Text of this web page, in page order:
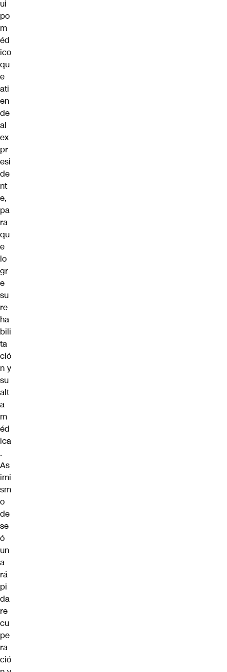
ui
po
m
éd
ico
qu
e
ati
en
de
al
ex
pr
esi
de
nt
e,
pa
ra
qu
e
lo
gr
e
su
re
ha
bili
ta
ció
n y
su
alt
a
m
éd
ica
.
As
imi
sm
o
de
se
ó
un
a
rá
pi
da
re
cu
pe
ra
ció